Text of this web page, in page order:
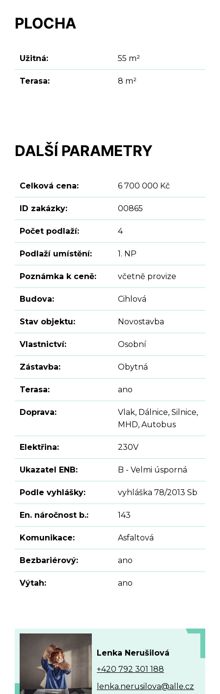
PLOCHA
Užitná: 55 m²
Terasa: 8 m²
DALŠÍ PARAMETRY
Celková cena: 6 700 000 Kč
ID zakázky: 00865
Počet podlaží: 4
Podlaží umístění: 1. NP
Poznámka k ceně: včetně provize
Budova: Cihlová
Stav objektu: Novostavba
Vlastnictví: Osobní
Zástavba: Obytná
Terasa: ano
Doprava:
Vlak, Dálnice, Silnice,
MHD, Autobus
Elektřina: 230V
Ukazatel ENB: B - Velmi úsporná
Podle vyhlášky: vyhláška 78/2013 Sb
En. náročnost b.: 143
Komunikace: Asfaltová
Bezbariérový: ano
Výtah: ano
Lenka Nerušilová
+420 792 301 188
lenka.nerusilova@alle.cz